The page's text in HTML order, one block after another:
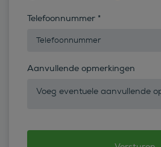
Telefoonnummer *
Aanvullende opmerkingen